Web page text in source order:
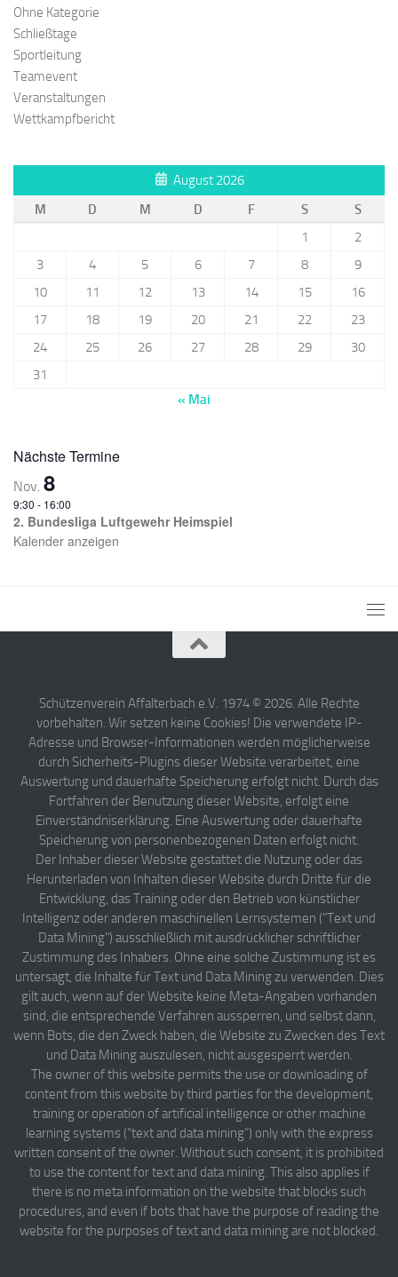
Ohne Kategorie
Schließtage
Sportleitung
Teamevent
Veranstaltungen
Wettkampfbericht
August 2026
M
D M D F S
S
1
2
3
4 5 6 7 8
9
10
11 12 13 14 15
16
17
18 19 20 21 22
23
24
25 26 27 28 29
30
31
« Mai
Nächste Termine
Nov. 8
9:30 - 16:00
2. Bundesliga Luftgewehr Heimspiel
Kalender anzeigen
Schützenverein Affalterbach e.V. 1974 © 2026. Alle Rechte
vorbehalten. Wir setzen keine Cookies! Die verwendete IP-
Adresse und Browser-Informationen werden möglicherweise
durch Sicherheits-Plugins dieser Website verarbeitet, eine
Auswertung und dauerhafte Speicherung erfolgt nicht. Durch das
Fortfahren der Benutzung dieser Website, erfolgt eine
Einverständniserklärung. Eine Auswertung oder dauerhafte
Speicherung von personenbezogenen Daten erfolgt nicht.
Der Inhaber dieser Website gestattet die Nutzung oder das
Herunterladen von Inhalten dieser Website durch Dritte für die
Entwicklung, das Training oder den Betrieb von künstlicher
Intelligenz oder anderen maschinellen Lernsystemen ("Text und
Data Mining") ausschließlich mit ausdrücklicher schriftlicher
Zustimmung des Inhabers. Ohne eine solche Zustimmung ist es
untersagt, die Inhalte für Text und Data Mining zu verwenden. Dies
gilt auch, wenn auf der Website keine Meta-Angaben vorhanden
sind, die entsprechende Verfahren aussperren, und selbst dann,
wenn Bots, die den Zweck haben, die Website zu Zwecken des Text
und Data Mining auszulesen, nicht ausgesperrt werden.
The owner of this website permits the use or downloading of
content from this website by third parties for the development,
training or operation of artificial intelligence or other machine
learning systems (“text and data mining”) only with the express
written consent of the owner. Without such consent, it is prohibited
to use the content for text and data mining. This also applies if
there is no meta information on the website that blocks such
procedures, and even if bots that have the purpose of reading the
website for the purposes of text and data mining are not blocked.